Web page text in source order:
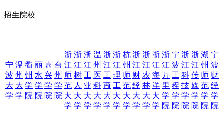
招生院校
宁
波
大
学
温
州
大
学
衢
州
学
院
丽
水
学
院
嘉
兴
学
院
台
州
学
院
浙
江
师
范
大
学
浙
江
树
人
大
学
浙
江
工
业
大
学
温
州
医
科
大
学
浙
江
工
商
大
学
浙
江
理
工
大
学
杭
州
师
范
大
学
浙
江
财
经
大
学
浙
江
农
林
大
学
浙
江
海
洋
大
学
浙
江
万
里
学
院
宁
波
工
程
学
院
浙
江
科
技
学
院
浙
江
传
媒
学
院
湖
州
师
范
学
院
宁
波
财
经
学
院